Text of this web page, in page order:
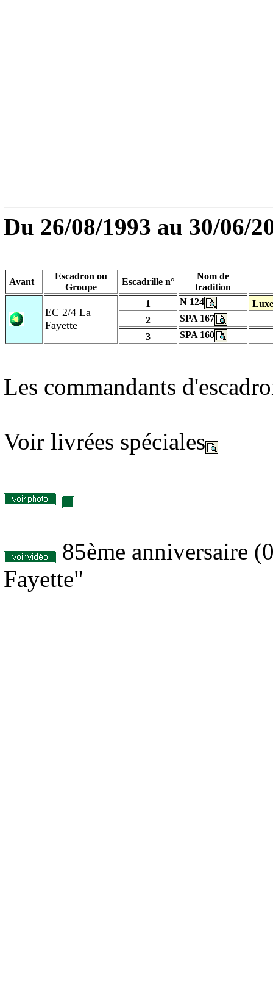
Du 26/08/1993 au 30/06/
Avant
Escadron ou
Groupe
Escadrille n°
Nom de
tradition
EC 2/4 La
Fayette
1 N 124
2
SPA 167
3
SPA 160
Les commandants
Voir livrées spéciales
85ème anniversaire
Fayette"